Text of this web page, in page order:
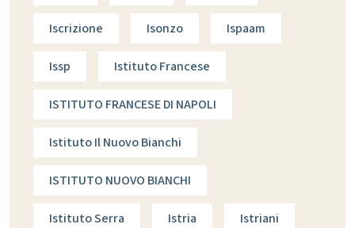
Iscrizione Isonzo Ispaam
Issp Istituto Francese
ISTITUTO FRANCESE DI NAPOLI
Istituto Il Nuovo Bianchi
ISTITUTO NUOVO BIANCHI
Istituto Serra Istria Istriani